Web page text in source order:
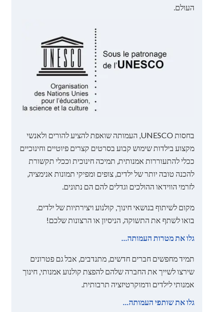
העולם.
בחסות UNESCO, העמותה שואפת להציע להורים ולאנשי
מקצוע בילדות שימוש קבוע בסרטים קצרים פיוטיים וחינוכיים
ככלי להתעוררות אמנותית, תמיכה חינוכית וככלי תקשורת
להכנה טובה יותר של ילדים, צופים ומפיקי תמונות אנימציה,
לזרמי הווידאו ההולכים וגדלים להם הם נתונים.
מקום לשיתוף בנושאי חינוך, קולנוע ויצירתיות של ילדים.
בואו לשתף את התשוקה, הניסיון או הרצונות שלכם!
גלו את מטרות העמותה...
תמיד מחפשים חברים חדשים, מתנדבים, אבל גם פטרונים
שירצו לשייך את החברה שלהם להפצת קולנוע אמנותי, חינוך
אמנותי לילדים ודמוקרטיזציה תרבותית.
גלו את שותפי העמותה...